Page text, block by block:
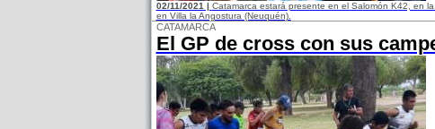
02/11/2021 | Catamarca estará presente en el Salomón K42, en
en Villa la Angostura (Neuquén).
CATAMARCA
El GP de cross con sus